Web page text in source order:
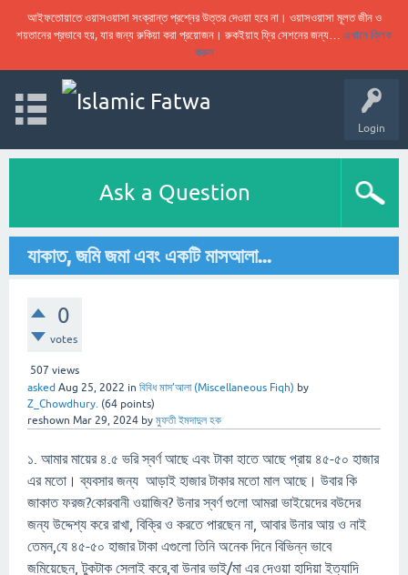
আইফতোয়াতে ওয়াসওয়াসা সংক্রান্ত প্রশ্নের উত্তর দেওয়া হবে না। ওয়াসওয়াসা মূলত জীন ও
শয়তানের প্রভাবে হয়, যার জন্য রুকিয়া করা প্রয়োজন। রুকইয়াহ ফ্রি সেশনের জন্য… এখানে ক্লিক
করুন
Login
Ask a Question
যাকাত, জমি জমা এবং একটি মাসআলা...
0
votes
507 views
asked Aug 25, 2022 in বিবিধ মাস’আলা (Miscellaneous Fiqh) by
Z_Chowdhury. (64 points)
reshown Mar 29, 2024 by মুফতী ইমদাদুল হক
১. আমার মায়ের ৪.৫ ভরি স্বর্ণ আছে এবং টাকা হাতে আছে প্রায় ৪৫-৫০ হাজার
এর মতো। ব্যবসার জন্য আড়াই হাজার টাকার মতো মাল আছে। উবার কি
জাকাত ফরজ?কোরবানী ওয়াজিব? উনার স্বর্ণ গুলো আমরা ভাইয়েদের বউদের
জন্য উদ্দেশ্য করে রাখা, বিক্রি ও করতে পারছেন না, আবার উনার আয় ও নাই
তেমন,যে ৪৫-৫০ হাজার টাকা এগুলো তিনি অনেক দিনে বিভিন্ন ভাবে
জমিয়েছেন, টুকটাক সেলাই করে,বা উনার ভাই/মা এর দেওয়া হাদিয়া ইত্যাদি